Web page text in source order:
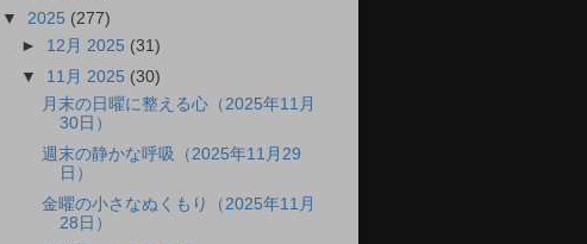
▼ 2025 (277)
► 12月 2025 (31)
▼ 11月 2025 (30)
月末の日曜に整える心（2025年11月
30日）
週末の静かな呼吸（2025年11月29
日）
金曜の小さなぬくもり（2025年11月
28日）